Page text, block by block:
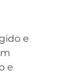
e
e